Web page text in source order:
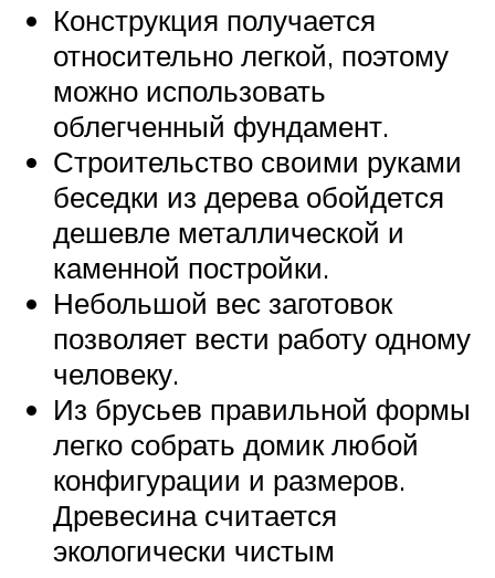
Конструкция получается
относительно легкой, поэтому
можно использовать
облегченный фундамент.
Строительство своими руками
беседки из дерева обойдется
дешевле металлической и
каменной постройки.
Небольшой вес заготовок
позволяет вести работу одному
человеку.
Из брусьев правильной формы
легко собрать домик любой
конфигурации и размеров.
Древесина считается
экологически чистым